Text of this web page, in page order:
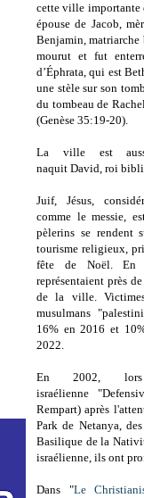
cette ville importante
épouse de Jacob,
Benjamin,
mourut et fut
d’Éphrata, qui est
une stèle sur son
du tombeau de
(Genèse 35:19-20).
La ville est
naquit David, roi
Juif, Jésus,
comme le messie,
pèlerins se rendent
tourisme religieux,
fête de Noël. En
représentaient près
de la ville.
musulmans
16% en 2016 et
2022.
En 2002,
israélienne
Rempart) après
Park de Netanya,des
Basilique de la
israélienne, ils ont
Dans "Le